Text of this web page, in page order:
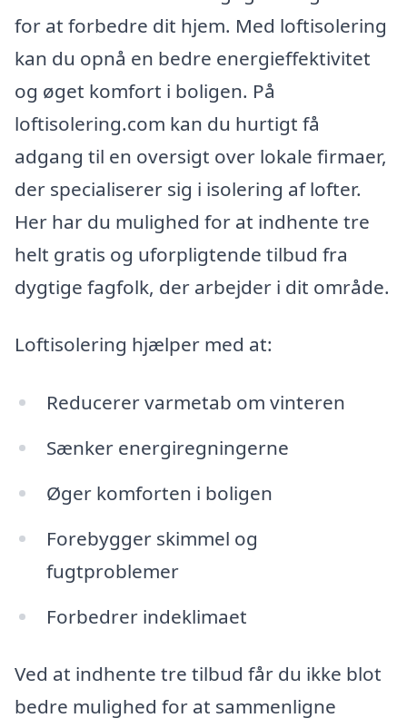
for at forbedre dit hjem. Med loftisolering
kan du opnå en bedre energieffektivitet
og øget komfort i boligen. På
loftisolering.com kan du hurtigt få
adgang til en oversigt over lokale firmaer,
der specialiserer sig i isolering af lofter.
Her har du mulighed for at indhente tre
helt gratis og uforpligtende tilbud fra
dygtige fagfolk, der arbejder i dit område.
Loftisolering hjælper med at:
Reducerer varmetab om vinteren
Sænker energiregningerne
Øger komforten i boligen
Forebygger skimmel og
fugtproblemer
Forbedrer indeklimaet
Ved at indhente tre tilbud får du ikke blot
bedre mulighed for at sammenligne